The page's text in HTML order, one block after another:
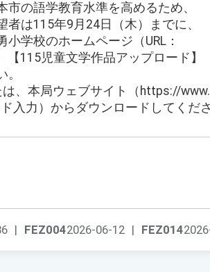
の語学教育水準を高めるため、
は115年9月24日（木）までに、
学校のホームページ（URL：
115児童文学作品アップロード】
、本局ウェブサイト（https://
力）からダウンロードしてくださ
FEZ014
FEZ0042026-06-12 |
|